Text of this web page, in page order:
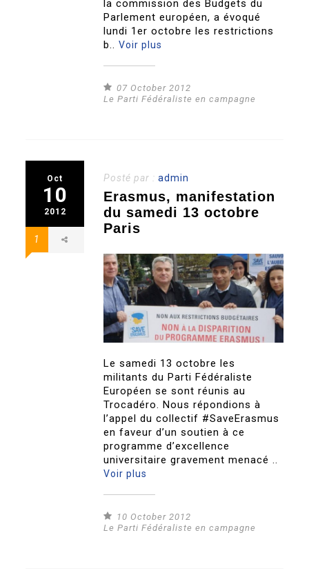
la commission des Budgets du
Parlement européen, a évoqué
lundi 1er octobre les restrictions
b..Voir plus
07 October 2012
Le Parti Fédéraliste en campagne
Oct
10
2012
1
Posté par :admin
Erasmus, manifestation
du samedi 13 octobre
Paris
Le samedi 13 octobre les
militants du Parti Fédéraliste
Européen se sont réunis au
Trocadéro. Nous répondions à
l’appel du collectif #SaveErasmus
en faveur d’un soutien à ce
programme d’excellence
universitaire gravement menacé ..
Voir plus
10 October 2012
Le Parti Fédéraliste en campagne